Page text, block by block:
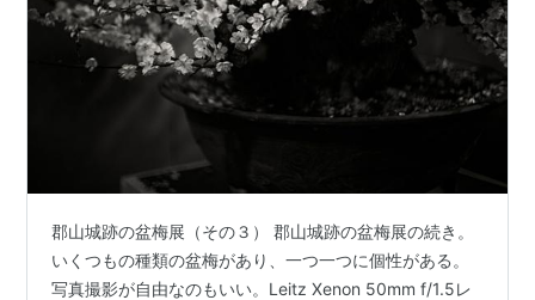
郡山城跡の盆梅展（その３） 郡山城跡の盆梅展の続き。
いくつもの種類の盆梅があり、一つ一つに個性がある。
写真撮影が自由なのもいい。Leitz Xenon 50mm f/1.5レ